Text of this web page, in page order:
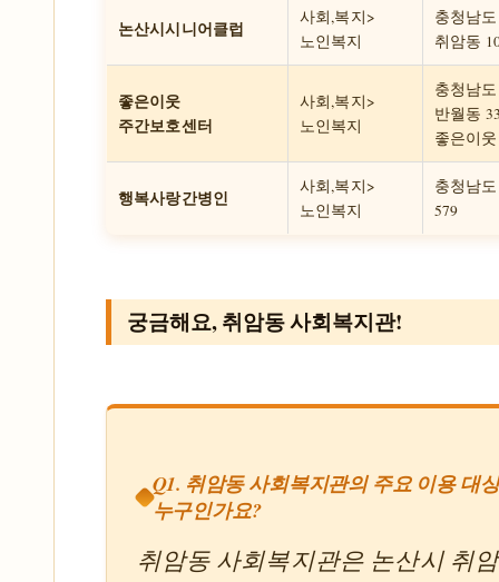
논산시시니어클럽
사회,복지>
노인복지
충청남
취암동
좋은이웃
주간보호센터
사회,복지>
노인복지
충청남
반월동
좋은이
행복사랑간병인
사회,복지>
노인복지
충청남
579
궁금해요, 취암동 사회복지관!
Q1. 취암동 사회복지관의 주요 이용 대
누구인가요?
취암동 사회복지관은 논산시 취